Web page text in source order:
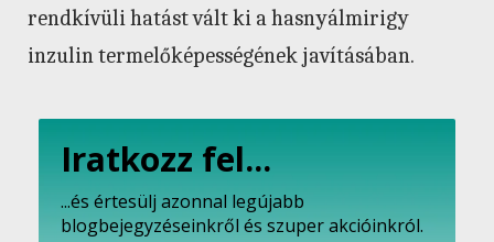
rendkívüli hatást vált ki a hasnyálmirigy
inzulin termelőképességének javításában.
Iratkozz fel...
...és értesülj azonnal legújabb
blogbejegyzéseinkről és szuper akcióinkról.